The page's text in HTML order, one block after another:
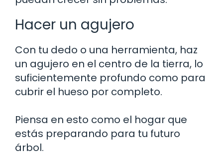
Hacer un agujero
Con tu dedo o una herramienta, haz
un agujero en el centro de la tierra, lo
suficientemente profundo como para
cubrir el hueso por completo.
Piensa en esto como el hogar que
estás preparando para tu futuro
árbol.